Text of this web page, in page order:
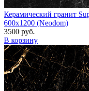
Керамический гранит
600x1200 (Neodom)
3500 руб.
В корзину